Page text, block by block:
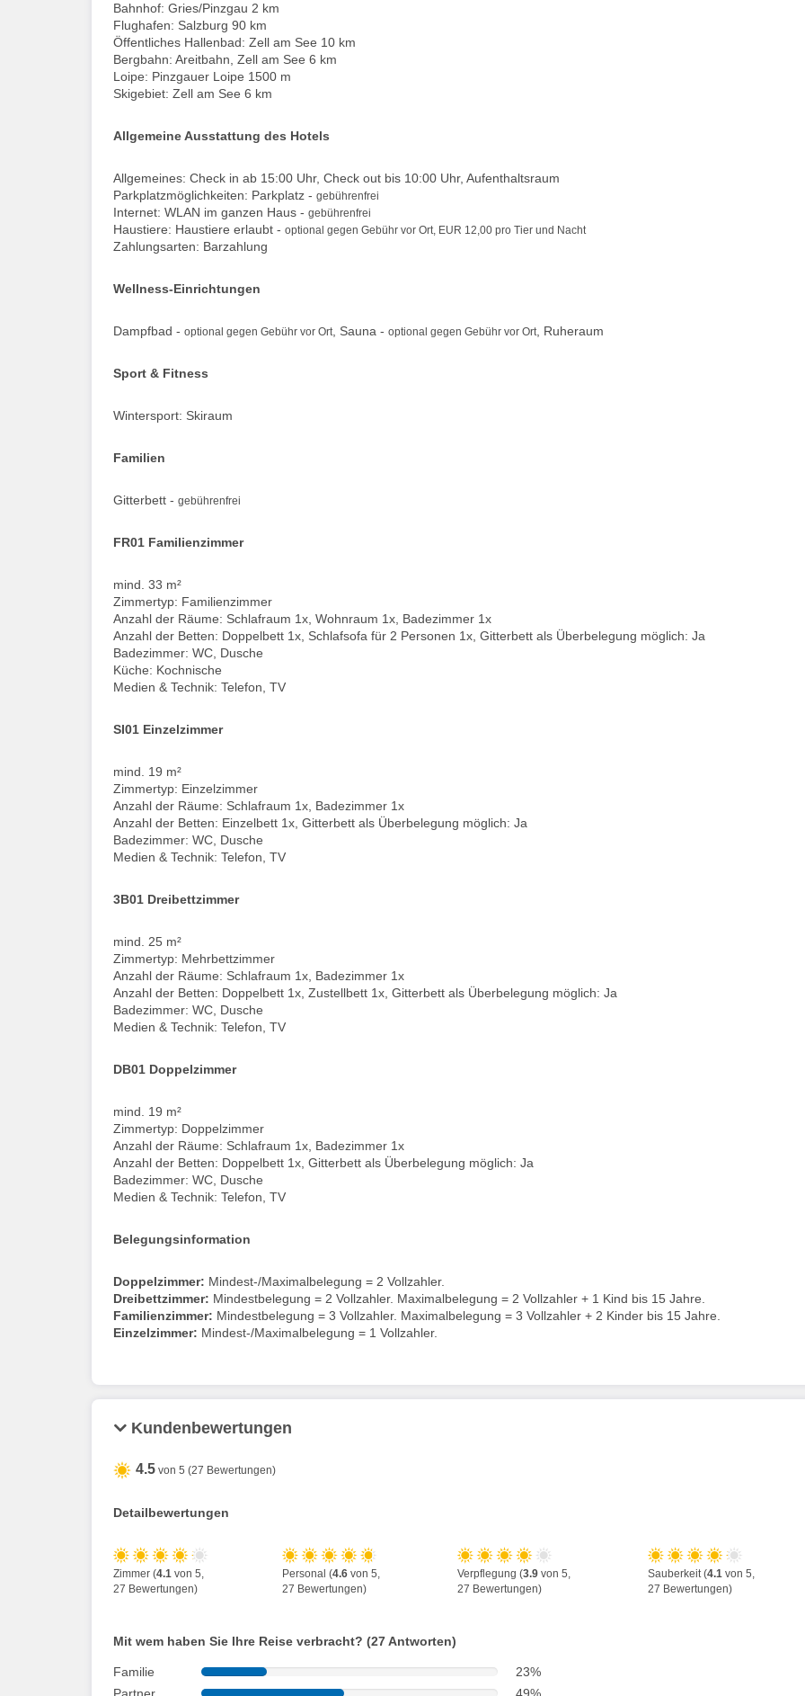
Bahnhof: Gries/Pinzgau 2 km
Flughafen: Salzburg 90 km
Öffentliches Hallenbad: Zell am See 10 km
Bergbahn: Areitbahn, Zell am See 6 km
Loipe: Pinzgauer Loipe 1500 m
Skigebiet: Zell am See 6 km
Allgemeine Ausstattung des Hotels
Allgemeines: Check in ab 15:00 Uhr, Check out bis 10:00 Uhr, Aufenthaltsraum
Parkplatzmöglichkeiten: Parkplatz - gebührenfrei
Internet: WLAN im ganzen Haus - gebührenfrei
Haustiere: Haustiere erlaubt - optional gegen Gebühr vor Ort, EUR 12,00 pro Tier und Nacht
Zahlungsarten: Barzahlung
Wellness-Einrichtungen
Dampfbad - optional gegen Gebühr vor Ort, Sauna - optional gegen Gebühr vor Ort, Ruheraum
Sport & Fitness
Wintersport: Skiraum
Familien
Gitterbett - gebührenfrei
FR01 Familienzimmer
mind. 33 m²
Zimmertyp: Familienzimmer
Anzahl der Räume: Schlafraum 1x, Wohnraum 1x, Badezimmer 1x
Anzahl der Betten: Doppelbett 1x, Schlafsofa für 2 Personen 1x, Gitterbett als Überbelegung möglich: Ja
Badezimmer: WC, Dusche
Küche: Kochnische
Medien & Technik: Telefon, TV
SI01 Einzelzimmer
mind. 19 m²
Zimmertyp: Einzelzimmer
Anzahl der Räume: Schlafraum 1x, Badezimmer 1x
Anzahl der Betten: Einzelbett 1x, Gitterbett als Überbelegung möglich: Ja
Badezimmer: WC, Dusche
Medien & Technik: Telefon, TV
3B01 Dreibettzimmer
mind. 25 m²
Zimmertyp: Mehrbettzimmer
Anzahl der Räume: Schlafraum 1x, Badezimmer 1x
Anzahl der Betten: Doppelbett 1x, Zustellbett 1x, Gitterbett als Überbelegung möglich: Ja
Badezimmer: WC, Dusche
Medien & Technik: Telefon, TV
DB01 Doppelzimmer
mind. 19 m²
Zimmertyp: Doppelzimmer
Anzahl der Räume: Schlafraum 1x, Badezimmer 1x
Anzahl der Betten: Doppelbett 1x, Gitterbett als Überbelegung möglich: Ja
Badezimmer: WC, Dusche
Medien & Technik: Telefon, TV
Belegungsinformation
Doppelzimmer: Mindest-/Maximalbelegung = 2 Vollzahler.
Dreibettzimmer: Mindestbelegung = 2 Vollzahler. Maximalbelegung = 2 Vollzahler + 1 Kind bis 15 Jahre.
Familienzimmer: Mindestbelegung = 3 Vollzahler. Maximalbelegung = 3 Vollzahler + 2 Kinder bis 15 Jahre.
Einzelzimmer: Mindest-/Maximalbelegung = 1 Vollzahler.
Kundenbewertungen
4.5 von 5 (27 Bewertungen)
Detailbewertungen
Zimmer (4.1 von 5,
27 Bewertungen)
Personal (4.6von 5,
27 Bewertungen)
Verpflegung (3.9 von 5,
27 Bewertungen)
Sauberkeit (4.1von 5,
27 Bewertungen)
Mit wem haben Sie Ihre Reise verbracht? (27 Antworten)
Familie
23%